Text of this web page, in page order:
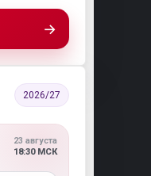
→
2026/27
23 августа
18:30 МСК